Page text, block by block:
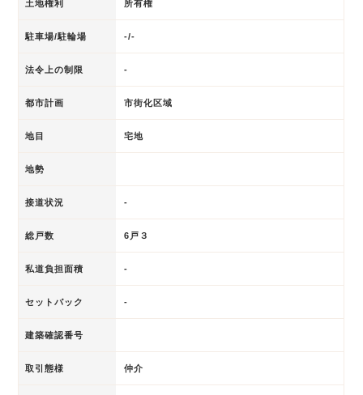
土地権利 所有権
駐車場/駐輪場 -/-
法令上の制限 -
都市計画 市街化区域
地目 宅地
地勢
接道状況 -
総戸数 6戸３
私道負担面積 -
セットバック -
建築確認番号
取引態様 仲介